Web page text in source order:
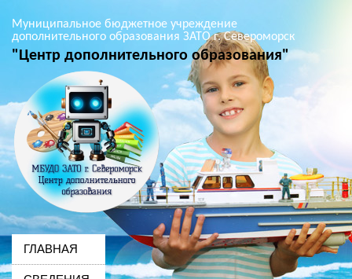
Муниципальное бюджетное учреждение
дополнительного образования ЗАТО г. Североморск
"Центр дополнительного образования"
ГЛАВНАЯ